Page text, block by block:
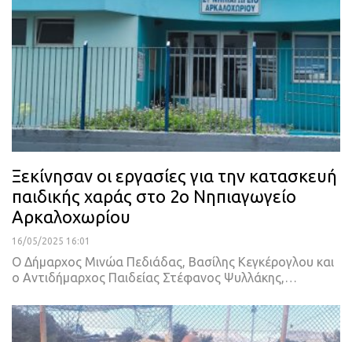
Ξεκίνησαν οι εργασίες για την κατασκευή
παιδικής χαράς στο 2ο Νηπιαγωγείο
Αρκαλοχωρίου
16/05/2025 16:01
Ο Δήμαρχος Μινώα Πεδιάδας, Βασίλης Κεγκέρογλου και
ο Αντιδήμαρχος Παιδείας Στέφανος Ψυλλάκης,…